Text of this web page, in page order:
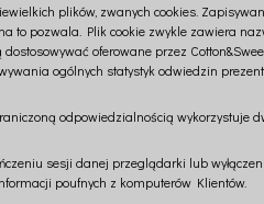
plików, zwanych cookies.
to pozwala. Plik cookie zwykle zawiera
oferowane przez
ogólnych statystyk odwiedzin
odpowiedzialnością wykorzystuje
sesji danej przeglądarki lub
poufnych z komputerów Klientów.